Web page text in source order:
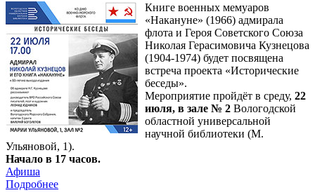
Книге военных мемуаров
«Накануне» (1966) адмирала
флота и Героя Советского Союза
Николая Герасимовича Кузнецова
(1904-1974) будет посвящена
встреча проекта «Исторические
беседы».
Мероприятие пройдёт в среду, 22
июля, в зале № 2 Вологодской
областной универсальной
научной библиотеки (М.
Ульяновой, 1).
Начало в 17 часов.
Афиша
Подробнее